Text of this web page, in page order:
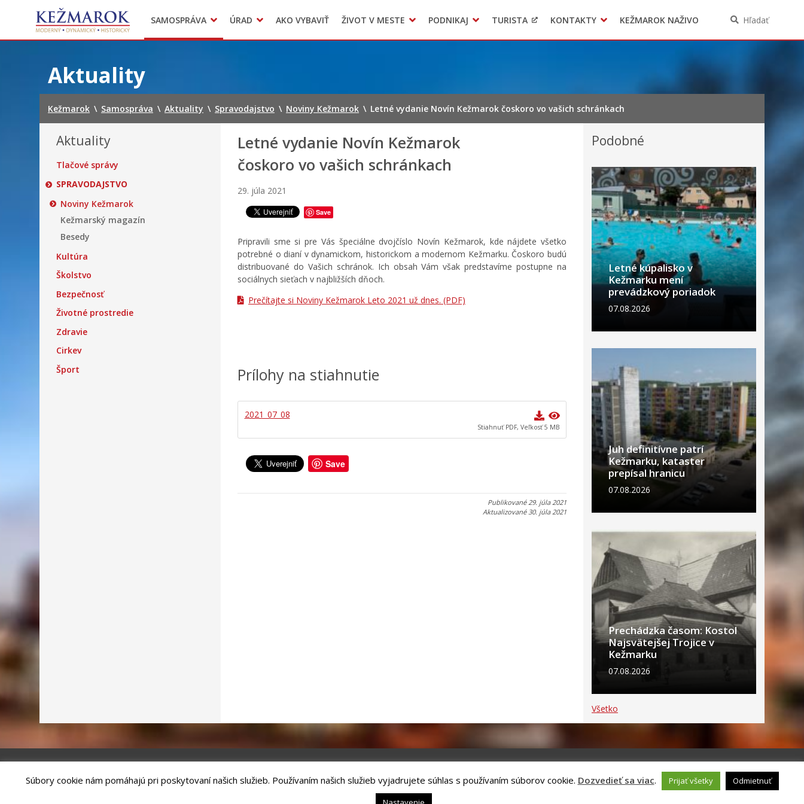
SAMOSPRÁVA
Mestská polícia
Geo informačný systém – Kežmarok
ÚRAD
Sekcie úradu
Oznamovanie podozrení z podvodov
AKO VYBAVIŤ ŽIVOT V MESTE
Triedený zber – NATUR – PACK
PODNIKAJ TURISTA KONTAKTY KEŽMAROK NAŽIVO Hľadať
Aktuality
Kežmarok \ Samospráva \ Aktuality \ Spravodajstvo \ Noviny Kežmarok \ Letné vydanie Novín Kežmarok čoskoro vo vašich schránkach
Aktuality
Tlačové správy
SPRAVODAJSTVO
Noviny Kežmarok
Kežmarský magazín
Besedy
Kultúra
Školstvo
Bezpečnosť
Životné prostredie
Zdravie
Cirkev
Šport
Letné vydanie Novín Kežmarok
čoskoro vo vašich schránkach
29. júla 2021
Save
Pripravili sme si pre Vás špeciálne dvojčíslo Novín Kežmarok, kde nájdete všetko
potrebné o dianí v dynamickom, historickom a modernom Kežmarku. Čoskoro budú
distribuované do Vašich schránok. Ich obsah Vám však predstavíme postupne na
sociálnych sieťach v najbližších dňoch.
Prečítajte si Noviny Kežmarok Leto 2021 už dnes. (PDF)
Prílohy na stiahnutie
2021_07_08
Stiahnuť PDF, Veľkosť 5 MB
Save
Publikované29. júla 2021
Aktualizované30. júla 2021
Podobné
Letné kúpalisko v
Kežmarku mení
prevádzkový poriadok
07.08.2026
Juh definitívne patrí
Kežmarku, kataster
prepísal hranicu
07.08.2026
Prechádzka časom: Kostol
Najsvätejšej Trojice v
Kežmarku
07.08.2026
Všetko
Riešenie ANTIK SMART CITY
| Technický prevádzkovateľ – MVI Technology, s.r.o.
Súbory cookie nám pomáhajú pri poskytovaní našich služieb. Používaním našich služieb vyjadrujete súhlas s používaním súborov cookie. Dozvedieť sa viac. Prijať všetky
Odmietnuť